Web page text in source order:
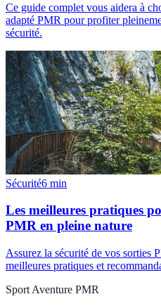
Ce guide complet vous aidera à
adapté PMR pour profiter
sécurité.
Sécurité6 min
Les meilleures pratiques
PMR en pleine nature
Assurez la sécurité de vos sorties
meilleures pratiques et
Sport Aventure PMR